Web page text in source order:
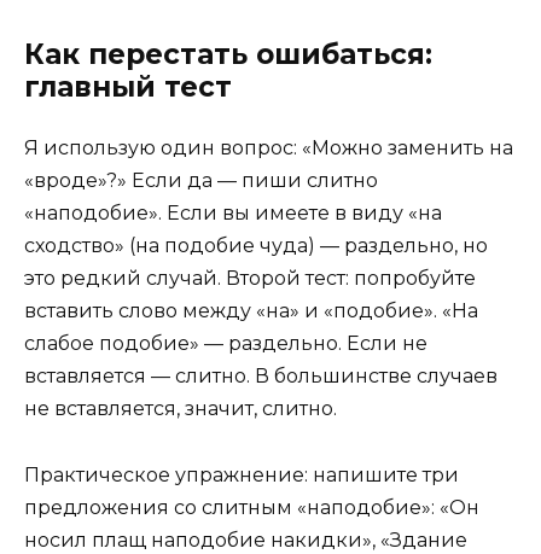
Как перестать ошибаться:
главный тест
Я использую один вопрос: «Можно заменить на
«вроде»?» Если да — пиши слитно
«наподобие». Если вы имеете в виду «на
сходство» (на подобие чуда) — раздельно, но
это редкий случай. Второй тест: попробуйте
вставить слово между «на» и «подобие». «На
слабое подобие» — раздельно. Если не
вставляется — слитно. В большинстве случаев
не вставляется, значит, слитно.
Практическое упражнение: напишите три
предложения со слитным «наподобие»: «Он
носил плащ наподобие накидки», «Здание